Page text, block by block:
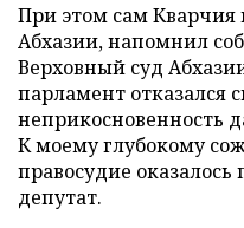
При этом сам Кварчия
Абхазии, напомнил
Верховный суд
парламент отказался
неприкосновенность
К моему глубокому
правосудие оказалось
депутат.